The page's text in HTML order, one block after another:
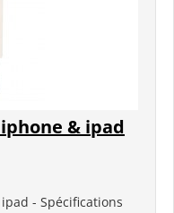
& ipad
- Spécifications